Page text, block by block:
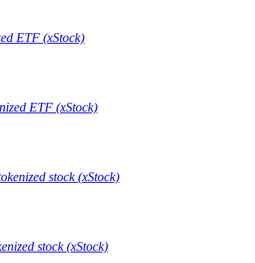
håller dig lönsam
ETF (xStock)
ETF (xStock)
stock (xStock)
stock (xStock)